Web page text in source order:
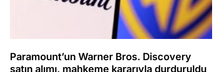
Paramount’un Warner Bros. Discovery
satın alımı, mahkeme kararıyla durduruldu